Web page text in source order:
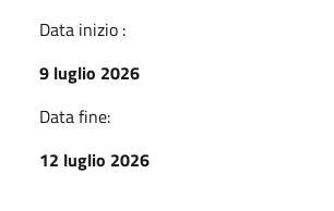
Data inizio :
9 luglio 2026
Data fine:
12 luglio 2026